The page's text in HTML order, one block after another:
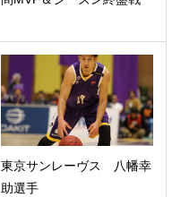
東京サンレーヴス 八幡幸
助選手